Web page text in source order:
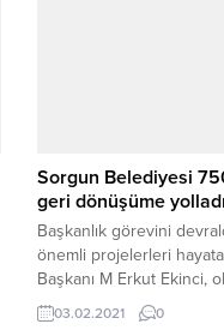
Sorgun Belediyesi
geri dönüşüme yolladı
Başkanlık görevini
önemli projelerleri
Başkanı M Erkut Ekinci,
ve kuruluşlar ile cedde
03.02.2021 0